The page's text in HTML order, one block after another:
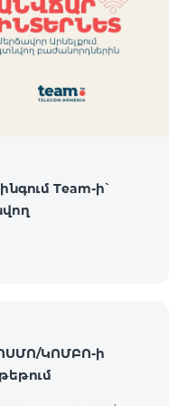
18:00 10:00-19:00
փողոց 26/26 09:00-
Team-ի՝
ԿՈՄԲՈ-ի